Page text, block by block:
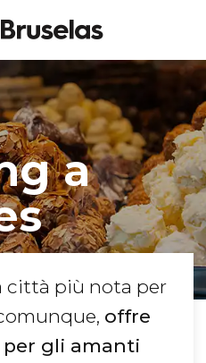
a
città più nota per
offre
gli amanti